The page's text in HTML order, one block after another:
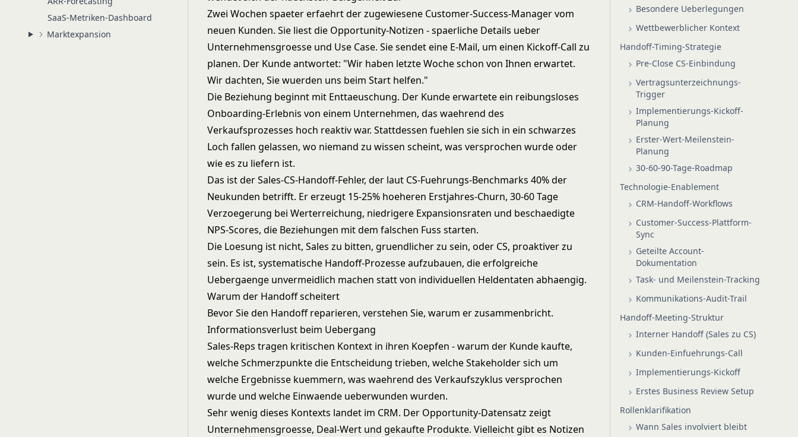
SaaS-Metriken-Dashboard
Marktexpansion
Zwei Wochen spaeter erfaehrt der zugewiesene Customer-Success-Manager vom
neuen Kunden. Sie liest die Opportunity-Notizen - spaerliche Details ueber
Unternehmensgroesse und Use Case. Sie sendet eine E-Mail, um einen Kickoff-Call zu
planen. Der Kunde antwortet: "Wir haben letzte Woche schon von Ihnen erwartet.
Wir dachten, Sie wuerden uns beim Start helfen."
Die Beziehung beginnt mit Enttaeuschung. Der Kunde erwartete ein reibungsloses
Onboarding-Erlebnis von einem Unternehmen, das waehrend des
Verkaufsprozesses hoch reaktiv war. Stattdessen fuehlen sie sich in ein schwarzes
Loch fallen gelassen, wo niemand zu wissen scheint, was versprochen wurde oder
wie es zu liefern ist.
Das ist der Sales-CS-Handoff-Fehler, der laut CS-Fuehrungs-Benchmarks 40% der
Neukunden betrifft. Er erzeugt 15-25% hoeheren Erstjahres-Churn, 30-60 Tage
Verzoegerung bei Werterreichung, niedrigere Expansionsraten und beschaedigte
NPS-Scores, die Beziehungen mit dem falschen Fuss starten.
Die Loesung ist nicht, Sales zu bitten, gruendlicher zu sein, oder CS, proaktiver zu
sein. Es ist, systematische Handoff-Prozesse aufzubauen, die erfolgreiche
Uebergaenge unvermeidlich machen statt von individuellen Heldentaten abhaengig.
Warum der Handoff scheitert
Bevor Sie den Handoff reparieren, verstehen Sie, warum er zusammenbricht.
Informationsverlust beim Uebergang
Sales-Reps tragen kritischen Kontext in ihren Koepfen - warum der Kunde kaufte,
welche Schmerzpunkte die Entscheidung trieben, welche Stakeholder sich um
welche Ergebnisse kuemmern, was waehrend des Verkaufszyklus versprochen
wurde und welche Einwaende ueberwunden wurden.
Sehr wenig dieses Kontexts landet im CRM. Der Opportunity-Datensatz zeigt
Unternehmensgroesse, Deal-Wert und gekaufte Produkte. Vielleicht gibt es Notizen
Besondere Ueberlegungen
Wettbewerblicher Kontext
Handoff-Timing-Strategie
Pre-Close CS-Einbindung
Vertragsunterzeichnungs-
Trigger
Implementierungs-Kickoff-
Planung
Erster-Wert-Meilenstein-
Planung
30-60-90-Tage-Roadmap
Technologie-Enablement
CRM-Handoff-Workflows
Customer-Success-Plattform-
Sync
Geteilte Account-
Dokumentation
Task- und Meilenstein-Tracking
Kommunikations-Audit-Trail
Handoff-Meeting-Struktur
Interner Handoff (Sales zu CS)
Kunden-Einfuehrungs-Call
Implementierungs-Kickoff
Erstes Business Review Setup
Rollenklarifikation
Wann Sales involviert bleibt